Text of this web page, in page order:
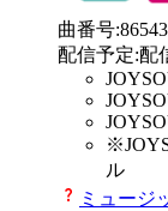
曲番号:
配信予定:配
※
ル
ミュージ